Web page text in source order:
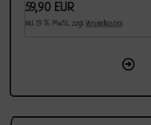
59,90 EUR
inkl. 19 % MwSt. zzgl. Versandkosten